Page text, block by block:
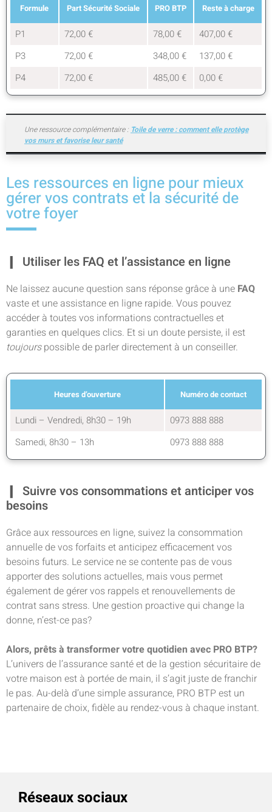
Formule Part Sécurité Sociale PRO BTP Reste à charge
P1 72,00 € 78,00 €
407,00 €
P3
72,00 € 348,00 €
137,00 €
P4
72,00 € 485,00 € 0,00 €
Une ressource complémentaire : Toile de verre : comment elle protège
vos murs et favorise leur santé
Les ressources en ligne pour mieux
gérer vos contrats et la sécurité de
votre foyer
Utiliser les FAQ et l’assistance en ligne
Ne laissez aucune question sans réponse grâce à une FAQ
vaste et une assistance en ligne rapide. Vous pouvez
accéder à toutes vos informations contractuelles et
garanties en quelques clics. Et si un doute persiste, il est
toujourspossible de parler directement à un conseiller.
Heures d’ouverture Numéro de contact
Lundi – Vendredi, 8h30 – 19h
0973 888 888
Samedi, 8h30 – 13h
0973 888 888
Suivre vos consommations et anticiper vos
besoins
Grâce aux ressources en ligne, suivez la consommation
annuelle de vos forfaits et anticipez efficacement vos
besoins futurs. Le service ne se contente pas de vous
apporter des solutions actuelles, mais vous permet
également de gérer vos rappels et renouvellements de
contrat sans stress. Une gestion proactive qui change la
donne, n’est-ce pas?
Alors, prêts à transformer votre quotidien avec PRO BTP?
L’univers de l’assurance santé et de la gestion sécuritaire de
votre maison est à portée de main, il s’agit juste de franchir
le pas. Au-delà d’une simple assurance, PRO BTP est un
partenaire de choix, fidèle au rendez-vous à chaque instant.
Réseaux sociaux